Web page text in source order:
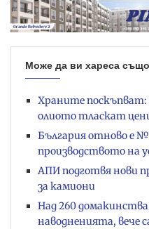
Може да ви хареса също
Храните
олиото тласкат
България отново е
производството на
АПИ подготвя нови
за камиони
Над 260
наводненията, вече